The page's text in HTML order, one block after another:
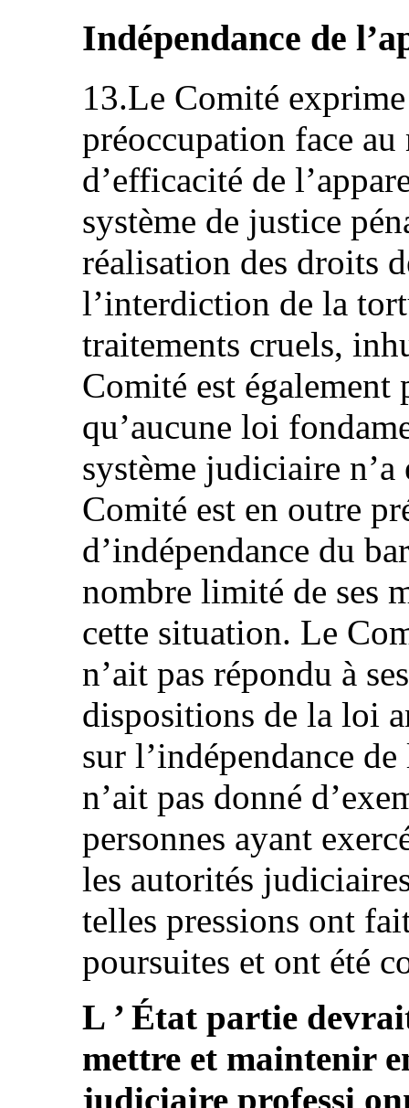
Indépendance de
13.Le Comité
préoccupation face au
d’efficacité de
système de justice
réalisation des droits
l’interdiction de la
traitements cruels,
Comité est également
qu’aucune loi
système judiciaire
Comité est en outre
d’indépendance du
nombre limité de ses
cette situation. Le
n’ait pas répondu à
dispositions de la loi
sur l’indépendance
n’ait pas donné
personnes ayant
les autorités
telles pressions ont
poursuites et ont été
L ’ État partie
mettre et maintenir
judiciaire professi